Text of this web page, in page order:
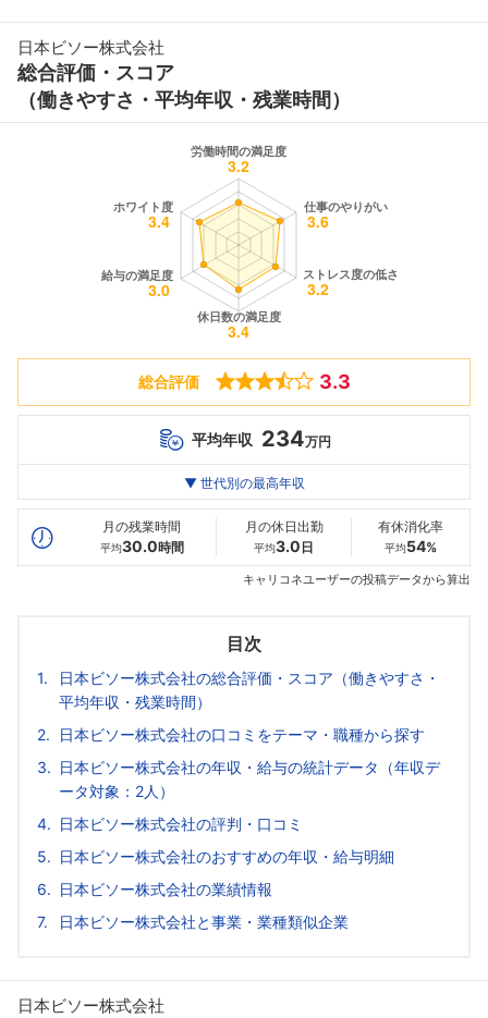
日本ビソー株式会社
総合評価・スコア
（働きやすさ・平均年収・残業時間）
総合評価 3.3
平均年収 234万円
最高年収
20代
580万
30代
--万
--万
▼ 世代別の最高年収
月の残業時間
平均30.0時間
月の休日出勤
平均3.0 日
有休消化率
平均54%
キャリコネユーザーの投稿データから算出
目次
日本ビソー株式会社の総合評価・スコア（働きやすさ・
平均年収・残業時間）
日本ビソー株式会社の口コミをテーマ・職種から探す
日本ビソー株式会社の年収・給与の統計データ（年収デ
ータ対象：2人）
日本ビソー株式会社の評判・口コミ
日本ビソー株式会社のおすすめの年収・給与明細
日本ビソー株式会社の業績情報
日本ビソー株式会社と事業・業種類似企業
日本ビソー株式会社